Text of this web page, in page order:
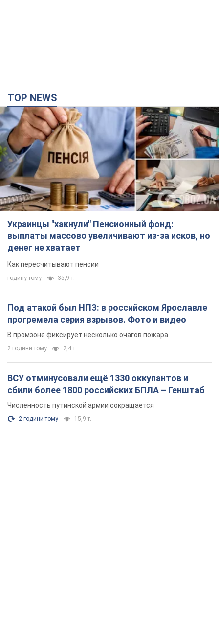
TOP NEWS
Украинцы "хакнули" Пенсионный фонд:
выплаты массово увеличивают из-за исков, но
денег не хватает
Как пересчитывают пенсии
годину тому 35,9 т.
Под атакой был НПЗ: в российском Ярославле
прогремела серия взрывов. Фото и видео
В промзоне фиксирует несколько очагов пожара
2 години тому 2,4 т.
ВСУ отминусовали ещё 1330 оккупантов и
сбили более 1800 российских БПЛА – Генштаб
Численность путинской армии сокращается
2 години тому 15,9 т.